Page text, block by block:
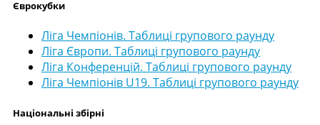
Єврокубки
Ліга Чемпіонів. Таблиці групового раунду
Ліга Європи. Таблиці групового раунду
Ліга Конференцій. Таблиці групового раунду
Ліга Чемпіонів U19. Таблиці групового раунду
Національні збірні